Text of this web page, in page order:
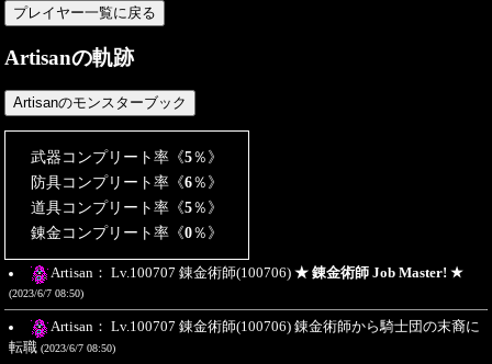
Artisanの軌跡
武器コンプリート率《5％》
防具コンプリート率《6％》
道具コンプリート率《5％》
錬金コンプリート率《0％》
Artisan： Lv.100707 錬金術師(100706) ★ 錬金術師 Job Master! ★
(2023/6/7 08:50)
Artisan： Lv.100707 錬金術師(100706) 錬金術師から騎士団の末裔に
転職 (2023/6/7 08:50)